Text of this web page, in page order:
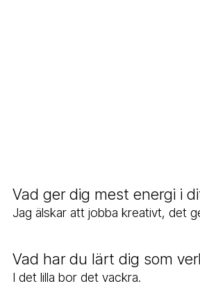
Vad ger dig mest energi i
Jag älskar att jobba kreativt, det
Vad har du lärt dig som
I det lilla bor det vackra.